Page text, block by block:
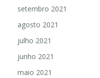
setembro 2021
agosto 2021
julho 2021
junho 2021
maio 2021